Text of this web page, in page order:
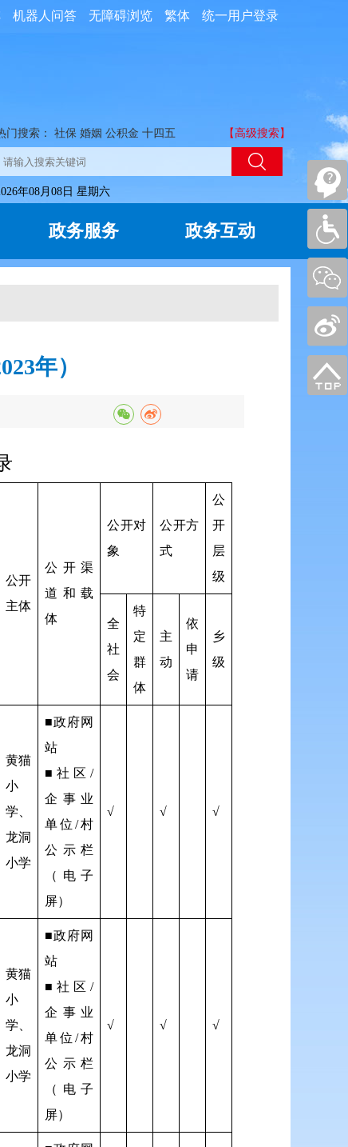
统一用户登录
繁体
无障碍浏览
机器人问答
门搜索： 社保 婚姻 公积金 十四五 【高级搜索】
年08月08日 星期六
政务服务 政务互动
年）
公开
主体
公开渠
道和载
体
公开对
象
公开方
式
公
开
层
级
全
社
会
特
定
群
体
主
动
依
申
请
乡
级
黄猫
小
学、
龙洞
小学
■政府网
站
■社区/
企事业
单位/村
公示栏
（电子
屏）
√ √ √
黄猫
小
学、
龙洞
小学
■政府网
站
■社区/
企事业
单位/村
公示栏
（电子
屏）
√ √ √